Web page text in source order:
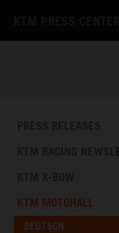
KTM MOTOHALL
DEUTSCH